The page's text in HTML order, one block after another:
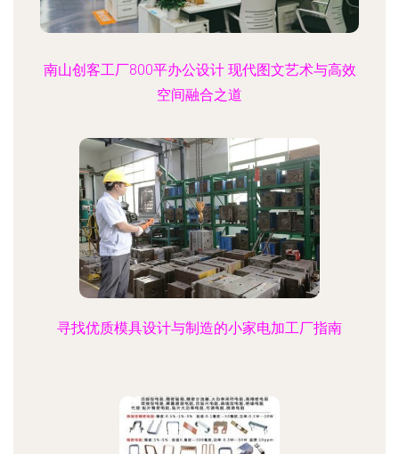
南山创客工厂800平办公设计 现代图文艺术与高效
空间融合之道
寻找优质模具设计与制造的小家电加工厂指南